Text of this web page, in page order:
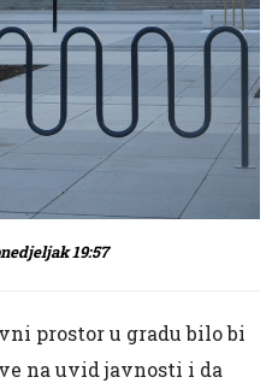
19:57
prostor u gradu bilo bi
na uvid javnosti i da